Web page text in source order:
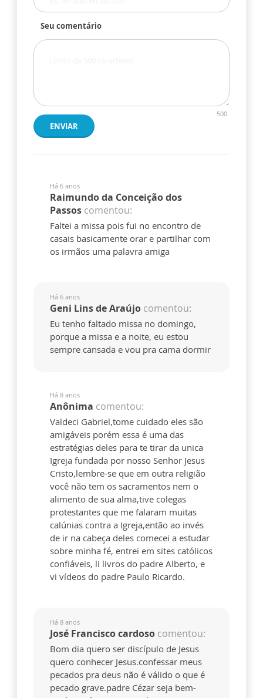
Seu comentário
500
ENVIAR
Há 6 anos
Raimundo da Conceição dos
Passos comentou:
Faltei a missa pois fui no encontro de
casais basicamente orar e partilhar com
os irmãos uma palavra amiga
Há 6 anos
Geni Lins de Araújo comentou:
Eu tenho faltado missa no domingo,
porque a missa e a noite, eu estou
sempre cansada e vou pra cama dormir
Há 8 anos
Anônima comentou:
Valdeci Gabriel,tome cuidado eles são
amigáveis porém essa é uma das
estratégias deles para te tirar da unica
Igreja fundada por nosso Senhor Jesus
Cristo,lembre-se que em outra religião
você não tem os sacramentos nem o
alimento de sua alma,tive colegas
protestantes que me falaram muitas
calúnias contra a Igreja,então ao invés
de ir na cabeça deles comecei a estudar
sobre minha fé, entrei em sites católicos
confiáveis, li livros do padre Alberto, e
vi vídeos do padre Paulo Ricardo.
Há 8 anos
José Francisco cardoso comentou:
Bom dia quero ser discípulo de Jesus
quero conhecer Jesus.confessar meus
pecados pra deus não é válido o que é
pecado grave.padre Cézar seja bem-